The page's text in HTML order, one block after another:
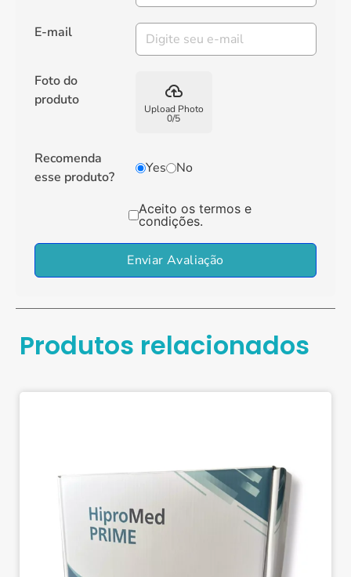
E-mail
Foto do
produto
backup
Upload Photo
0/5
Recomenda
esse produto?
Yes No
Aceito os termos e
condições.
Enviar Avaliação
Produtos relacionados